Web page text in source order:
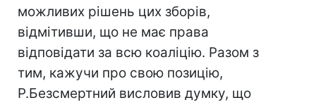
можливих рішень цих зборів,
відмітивши, що не має права
відповідати за всю коаліцію. Разом з
тим, кажучи про свою позицію,
Р.Безсмертний висловив думку, що